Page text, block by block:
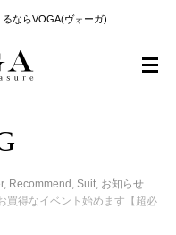
ならVOGA(ヴォーガ)
, Recommend , Suit, お知らせ
買得なイベント始めます【超必